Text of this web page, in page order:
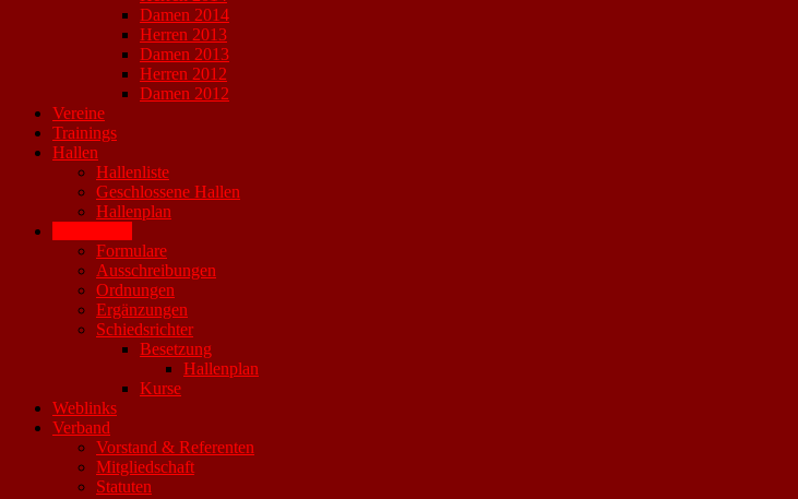
Damen 2014
Herren 2013
Damen 2013
Herren 2012
Damen 2012
Vereine
Trainings
Hallen
Hallenliste
Geschlossene Hallen
Hallenplan
Formulare
Ausschreibungen
Ordnungen
Ergänzungen
Schiedsrichter
Besetzung
Hallenplan
Kurse
Weblinks
Verband
Vorstand & Referenten
Mitgliedschaft
Statuten